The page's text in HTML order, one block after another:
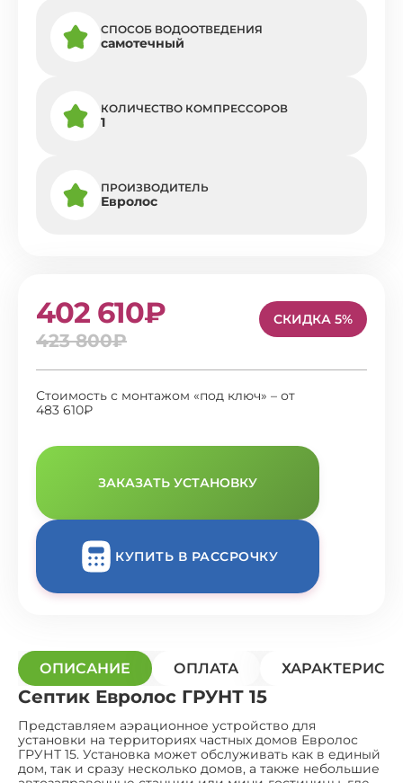
СПОСОБ ВОДООТВЕДЕНИЯ
самотечный
КОЛИЧЕСТВО КОМПРЕССОРОВ
1
ПРОИЗВОДИТЕЛЬ
Евролос
402 610₽
423 800₽
СКИДКА 5%
Стоимость с монтажом «под ключ» – от
483 610₽
ЗАКАЗАТЬ УСТАНОВКУ
КУПИТЬ В РАССРОЧКУ
ОПИСАНИЕ ОПЛАТА
Септик Евролос ГРУНТ 15
Представляем аэрационное устройство для
установки на территориях частных домов Евролос
ГРУНТ 15. Установка может обслуживать как в единый
дом, так и сразу несколько домов, а также небольшие